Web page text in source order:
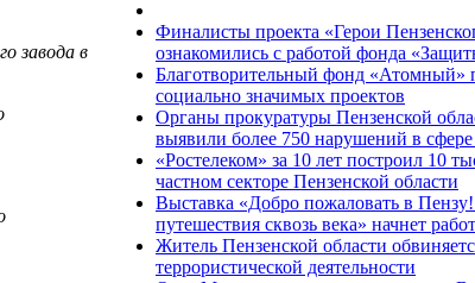
завода в
Финалисты проекта «Герои
ознакомились с работой фонда
Благотворительный фонд «Атомный»
социально значимых проектов
Органы прокуратуры Пензенской
выявили более 750 нарушений в
«Ростелеком» за 10 лет построил 10
частном секторе Пензенской области
Выставка «Добро пожаловать в
путешествия сквозь века» начнет
Житель Пензенской области
террористической деятельности